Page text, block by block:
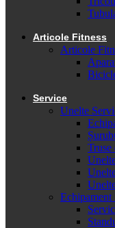
Articole Fitness
Articole
Service
Unelte
Truse
Echipament